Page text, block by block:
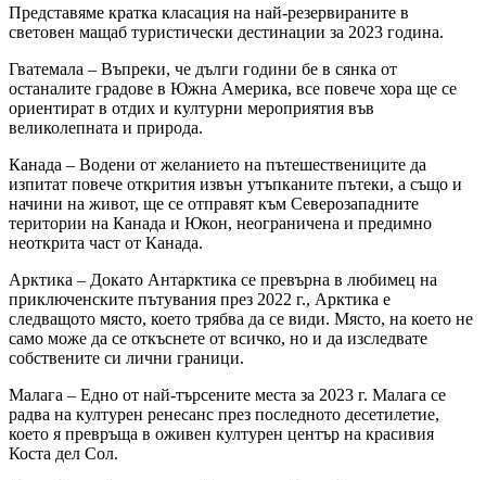
Представяме кратка класация на най-резервираните в
световен мащаб туристически дестинации за 2023 година.
Гватемала – Въпреки, че дълги години бе в сянка от
останалите градове в Южна Америка, все повече хора ще се
ориентират в отдих и културни мероприятия във
великолепната и природа.
Канада – Водени от желанието на пътешествениците да
изпитат повече открития извън утъпканите пътеки, а също и
начини на живот, ще се отправят към Северозападните
територии на Канада и Юкон, неограничена и предимно
неоткрита част от Канада.
Арктика – Докато Антарктика се превърна в любимец на
приключенските пътувания през 2022 г., Арктика е
следващото място, което трябва да се види. Място, на което не
само може да се откъснете от всичко, но и да изследвате
собствените си лични граници.
Малага – Едно от най-търсените места за 2023 г. Малага се
радва на културен ренесанс през последното десетилетие,
което я превръща в оживен културен център на красивия
Коста дел Сол.